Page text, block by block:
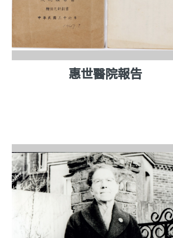
惠世醫院報告